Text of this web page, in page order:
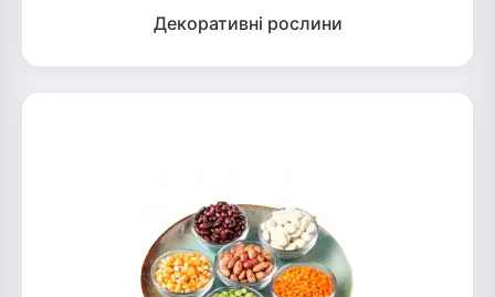
Декоративні рослини